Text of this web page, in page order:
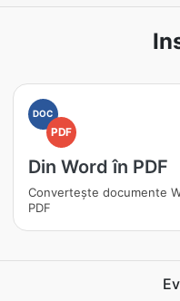
DOC
PDF
Din Word în PDF
Convertește documente
PDF